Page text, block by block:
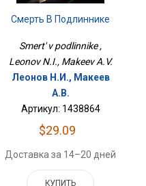
Смерть В Подлиннике
Smert' v podlinnike ,
Leonov N.I., Makeev A.V.
Леонов Н.И., Макеев
А.В.
Артикул: 1438864
$29.09
Доставка за 14–20 дней
КУПИТЬ